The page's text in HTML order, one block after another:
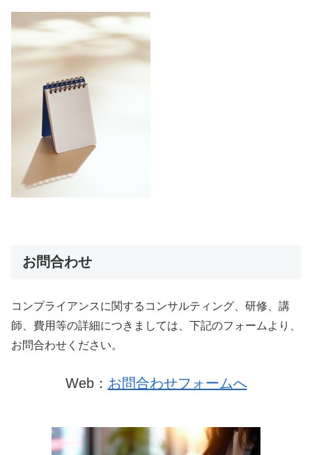
お問合わせ
コンプライアンスに関するコンサルティング、研修、講
師、費用等の詳細につきましては、下記のフォームより、
お問合わせください。
Web： お問合わせフォームへ